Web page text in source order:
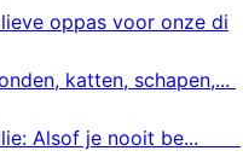
oppas voor onze di
katten, schapen,...
Alsof je nooit be...